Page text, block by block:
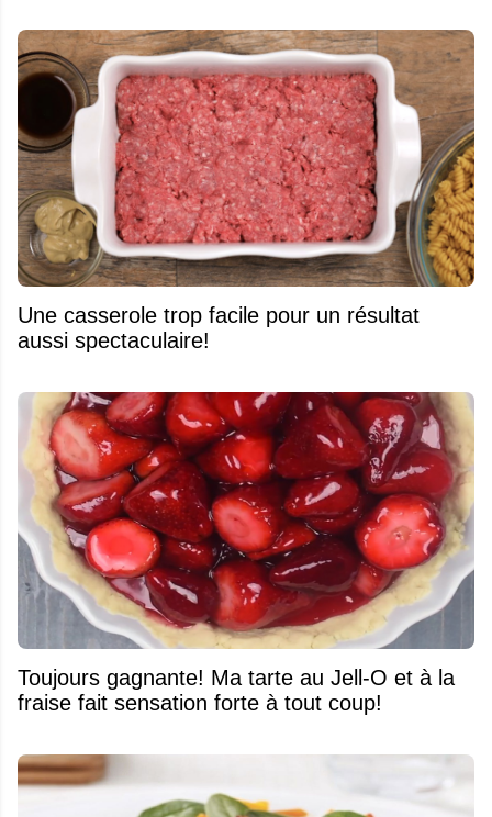
Une casserole trop facile pour un résultat
aussi spectaculaire!
Toujours gagnante! Ma tarte au Jell-O et à la
fraise fait sensation forte à tout coup!